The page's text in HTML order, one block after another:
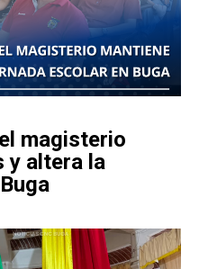
magisterio
y altera la